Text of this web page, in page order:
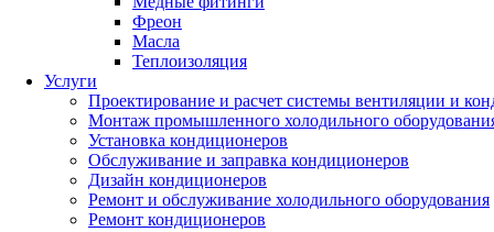
Фреон
Масла
Теплоизоляция
Услуги
Проектирование и расчет системы вентиляции и
Монтаж промышленного холодильного
Установка кондиционеров
Обслуживание и заправка кондиционеров
Дизайн кондиционеров
Ремонт и обслуживание холодильного оборудования
Ремонт кондиционеров